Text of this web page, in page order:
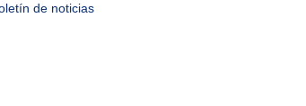
de noticias